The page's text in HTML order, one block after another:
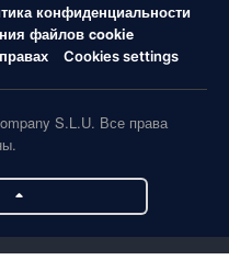
конфиденциальности
файлов cookie
Cookies settings
S.L.U. Все права